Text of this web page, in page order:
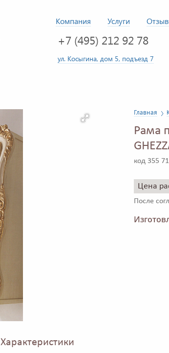
Компания Услуги
+7 (495) 212 92 78
ул. Косыгина, дом 5, подъезд 7
Главная
Рама
код 355
Цена
После
Характеристики